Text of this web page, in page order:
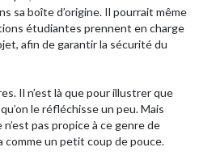
sa boîte d’origine. Il pourrait même
étudiantes prennent en charge
afin de garantir la sécurité du
Il n’est là que pour illustrer que
le réfléchisse un peu. Mais
n’est pas propice à ce genre de
comme un petit coup de pouce.